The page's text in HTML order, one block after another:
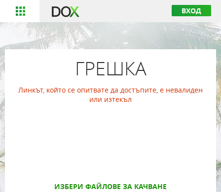
ВХОД
ГРЕШКА
Линкът, който се опитвате да достъпите, е невалиден
или изтекъл
ИЗБЕРИ ФАЙЛОВЕ ЗА КАЧВАНЕ